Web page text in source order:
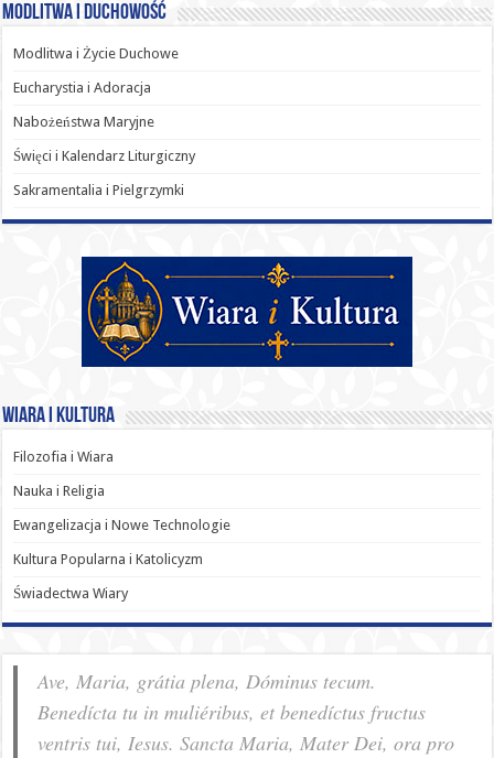
Modlitwa i Duchowość
Modlitwa i Życie Duchowe
Eucharystia i Adoracja
Nabożeństwa Maryjne
Święci i Kalendarz Liturgiczny
Sakramentalia i Pielgrzymki
Wiara i Kultura
Filozofia i Wiara
Nauka i Religia
Ewangelizacja i Nowe Technologie
Kultura Popularna i Katolicyzm
Świadectwa Wiary
Ave, Maria, grátia plena, Dóminus tecum.
Benedícta tu in muliéribus, et benedíctus fructus
ventris tui, Iesus. Sancta Maria, Mater Dei, ora pro